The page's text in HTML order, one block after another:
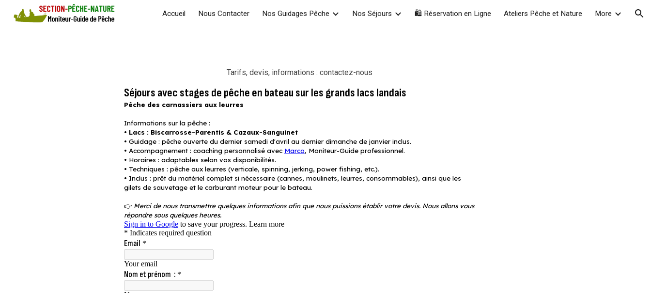
Skip to main content Skip to navigation
Accueil Nous Contacter Nos Guidages Pêche Nos Séjours 🛍️ Réservation en Ligne Ateliers Pêche et Nature More
Tarifs, devis, informations : contactez-nous